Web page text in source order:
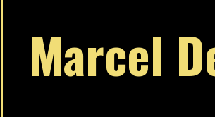
Marcel